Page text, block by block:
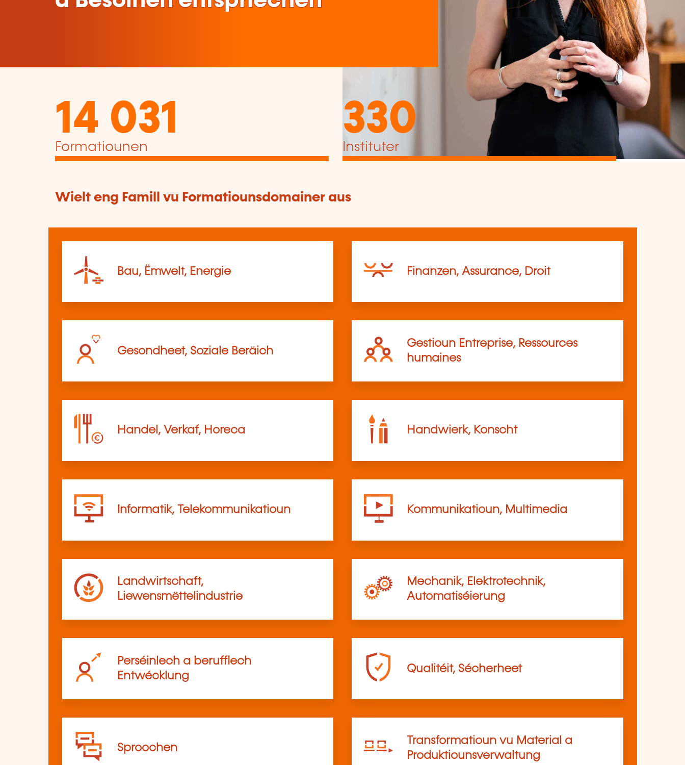
14 031
Formatiounen
330
Instituter
Wielt eng Famill vu Formatiounsdomainer aus
Bau, Ëmwelt, Energie Finanzen, Assurance, Droit
Gesondheet, Soziale Beräich
Gestioun Entreprise, Ressources
humaines
Handel, Verkaf, Horeca Handwierk, Konscht
Informatik, Telekommunikatioun Kommunikatioun, Multimedia
Landwirtschaft,
Liewensmëttelindustrie
Mechanik, Elektrotechnik,
Automatiséierung
Perséinlech a berufflech
Entwécklung
Qualitéit, Sécherheet
Sproochen
Transformatioun vu Material a
Produktiounsverwaltung